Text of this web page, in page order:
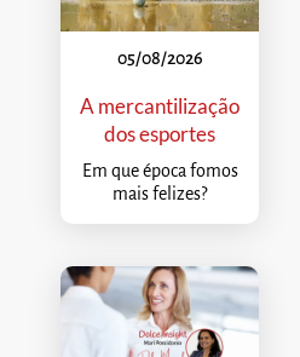
05/08/2026
A mercantilização
dos esportes
Em que época fomos
mais felizes?